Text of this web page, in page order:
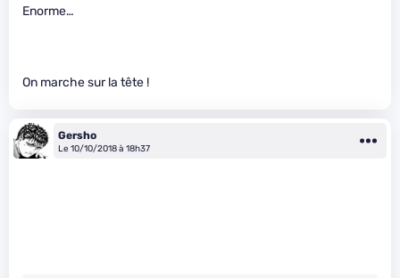
Enorme…
On marche sur la tête !
Gersho
Le 10/10/2018 à 18h37